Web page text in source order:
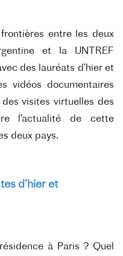
entre les deux
et la UNTREF
des lauréats d’hier et
vidéos documentaires
visites virtuelles des
l’actualité de cette
deux pays.
d’hier et
à Paris ? Quel